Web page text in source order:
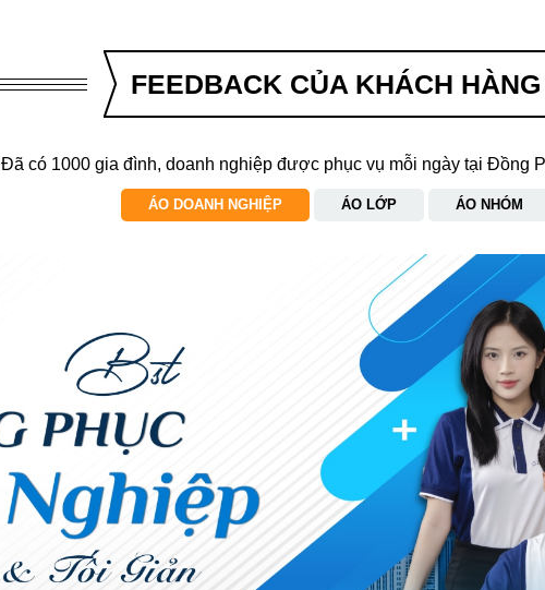
FEEDBACK CỦA KHÁCH HÀNG
Đã có 1000 gia đình, doanh nghiệp được phục vụ mỗi ngày tại Đồng
ÁO DOANH NGHIỆP ÁO LỚP ÁO NHÓM